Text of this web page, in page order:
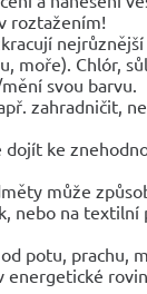
roztažením!
moře). Chlór,
svou barvu.
zahradničit,
ke
může
nebo na
potu, prachu,